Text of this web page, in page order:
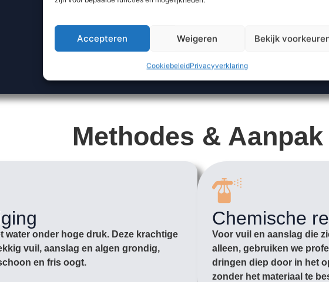
Accepteren Weigeren Bekijk
CookiebeleidPrivacyverklaring
Methodes & Aanpak
water onder hoge druk. Deze krachtige
vuil, aanslag en algen grondig,
en fris oogt.
Chemische
Voor vuil en aanslag die
alleen, gebruiken we
dringen diep door in het
zonder het materiaal te